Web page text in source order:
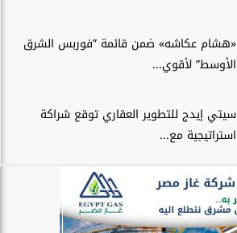
«هشام عكاشه» ضمن قائمة ”فوربس الشرق
الأوسط” لأقوي...
سيتي إيدج للتطوير العقاري توقع شراكة
استراتيجية مع...